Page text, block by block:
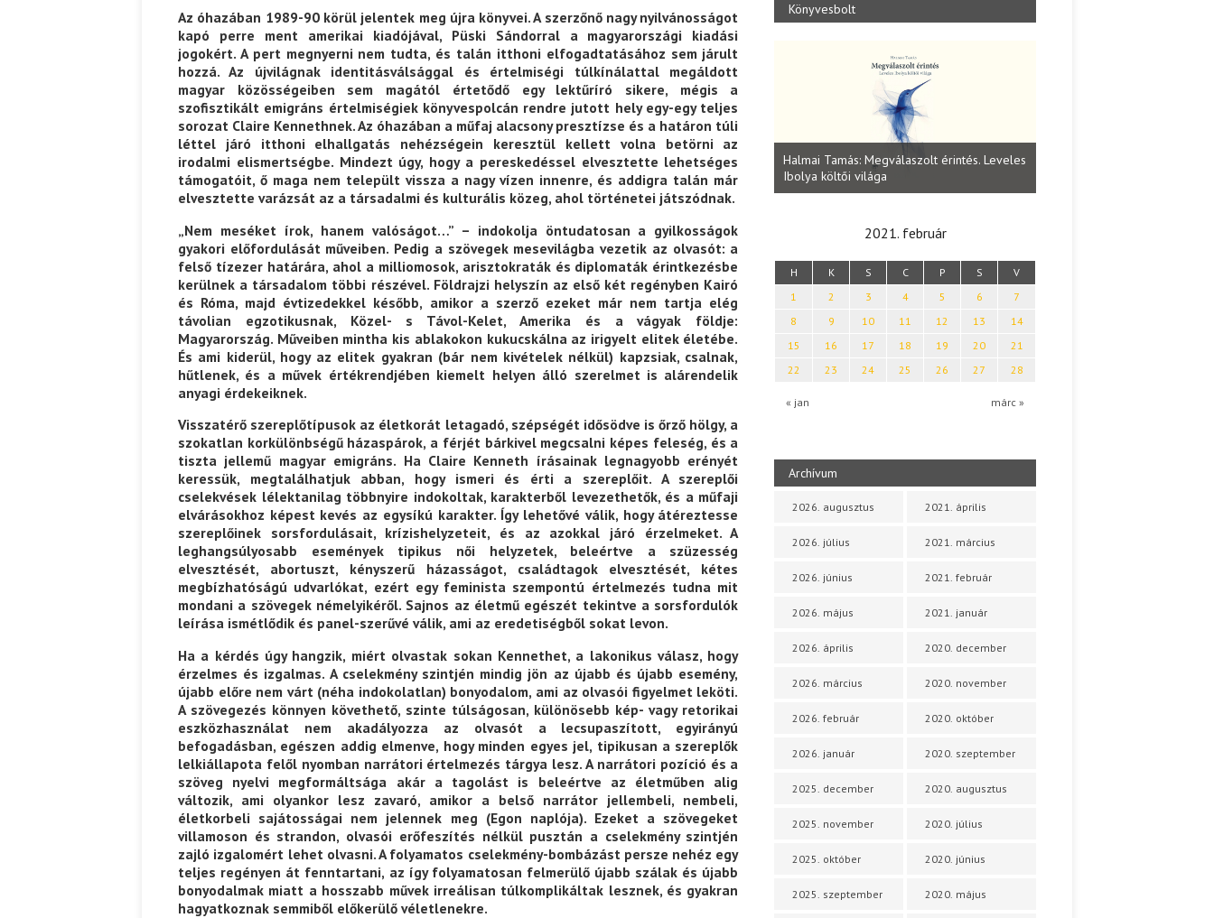
Az óhazában 1989-90 körül jelentek meg újra könyvei. A szerzőnő nagy nyilvánosságot
kapó perre ment amerikai kiadójával, Püski Sándorral a magyarországi kiadási
jogokért. A pert megnyerni nem tudta, és talán itthoni elfogadtatásához sem járult
hozzá. Az újvilágnak identitásválsággal és értelmiségi túlkínálattal megáldott
magyar közösségeiben sem magától értetődő egy lektűríró sikere, mégis a
szofisztikált emigráns értelmiségiek könyvespolcán rendre jutott hely egy-egy teljes
sorozat Claire Kennethnek. Az óhazában a műfaj alacsony presztízse és a határon túli
léttel járó itthoni elhallgatás nehézségein keresztül kellett volna betörni az
irodalmi elismertségbe. Mindezt úgy, hogy a pereskedéssel elvesztette lehetséges
támogatóit, ő maga nem települt vissza a nagy vízen innenre, és addigra talán már
elvesztette varázsát az a társadalmi és kulturális közeg, ahol történetei játszódnak.
„Nem meséket írok, hanem valóságot…” – indokolja öntudatosan a gyilkosságok
gyakori előfordulását műveiben. Pedig a szövegek mesevilágba vezetik az olvasót: a
felső tízezer határára, ahol a milliomosok, arisztokraták és diplomaták érintkezésbe
kerülnek a társadalom többi részével. Földrajzi helyszín az első két regényben Kairó
és Róma, majd évtizedekkel később, amikor a szerző ezeket már nem tartja elég
távolian egzotikusnak, Közel- s Távol-Kelet, Amerika és a vágyak földje:
Magyarország. Műveiben mintha kis ablakokon kukucskálna az irigyelt elitek életébe.
És ami kiderül, hogy az elitek gyakran (bár nem kivételek nélkül) kapzsiak, csalnak,
hűtlenek, és a művek értékrendjében kiemelt helyen álló szerelmet is alárendelik
anyagi érdekeiknek.
Visszatérő szereplőtípusok az életkorát letagadó, szépségét idősödve is őrző hölgy, a
szokatlan korkülönbségű házaspárok, a férjét bárkivel megcsalni képes feleség, és a
tiszta jellemű magyar emigráns. Ha Claire Kenneth írásainak legnagyobb erényét
keressük, megtalálhatjuk abban, hogy ismeri és érti a szereplőit. A szereplői
cselekvések lélektanilag többnyire indokoltak, karakterből levezethetők, és a műfaji
elvárásokhoz képest kevés az egysíkú karakter. Így lehetővé válik, hogy átéreztesse
szereplőinek sorsfordulásait, krízishelyzeteit, és az azokkal járó érzelmeket. A
leghangsúlyosabb események tipikus női helyzetek, beleértve a szüzesség
elvesztését, abortuszt, kényszerű házasságot, családtagok elvesztését, kétes
megbízhatóságú udvarlókat, ezért egy feminista szempontú értelmezés tudna mit
mondani a szövegek némelyikéről. Sajnos az életmű egészét tekintve a sorsfordulók
leírása ismétlődik és panel-szerűvé válik, ami az eredetiségből sokat levon.
Ha a kérdés úgy hangzik, miért olvastak sokan Kennethet, a lakonikus válasz, hogy
érzelmes és izgalmas. A cselekmény szintjén mindig jön az újabb és újabb esemény,
újabb előre nem várt (néha indokolatlan) bonyodalom, ami az olvasói figyelmet leköti.
A szövegezés könnyen követhető, szinte túlságosan, különösebb kép- vagy retorikai
eszközhasználat nem akadályozza az olvasót a lecsupaszított, egyirányú
befogadásban, egészen addig elmenve, hogy minden egyes jel, tipikusan a szereplők
lelkiállapota felől nyomban narrátori értelmezés tárgya lesz. A narrátori pozíció és a
szöveg nyelvi megformáltsága akár a tagolást is beleértve az életműben alig
változik, ami olyankor lesz zavaró, amikor a belső narrátor jellembeli, nembeli,
életkorbeli sajátosságai nem jelennek meg (Egon naplója). Ezeket a szövegeket
villamoson és strandon, olvasói erőfeszítés nélkül pusztán a cselekmény szintjén
zajló izgalomért lehet olvasni. A folyamatos cselekmény-bombázást persze nehéz egy
teljes regényen át fenntartani, az így folyamatosan felmerülő újabb szálak és újabb
bonyodalmak miatt a hosszabb művek irreálisan túlkomplikáltak lesznek, és gyakran
hagyatkoznak semmiből előkerülő véletlenekre.
Könyvesbolt
Káplán Géza: Erotikai kalauz
Parvathy Baul: A NAGY LELKEK DALAI.
Bevezetés a bául ösvénybe (Fordította:
Rideg Zsófia)
Halmai Tamás: Megválaszolt érintés. Leveles
Ibolya költői világa
2021. február
H K S C P S V
« jan márc »
1 2 3 4 5 6
7
8
9 10 11 12 13
14
15
16 17 18 19 20
21
22
23 24 25 26 27 28
Archívum
2026. augusztus
2026. július
2026. június
2026. május
2026. április
2026. március
2026. február
2026. január
2025. december
2025. november
2025. október
2025. szeptember
2021. április
2021. március
2021. február
2021. január
2020. december
2020. november
2020. október
2020. szeptember
2020. augusztus
2020. július
2020. június
2020. május